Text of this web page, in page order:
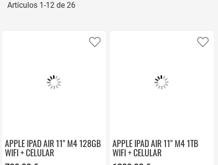
Artículos 1-12 de 26
APPLE IPAD AIR 11" M4 128GB
WIFI + CELULAR
APPLE IPAD AIR 11" M4 1TB
WIFI + CELULAR